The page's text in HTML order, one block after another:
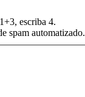
escriba 4.
spam automatizado.